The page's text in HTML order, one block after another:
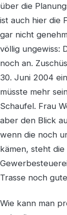
über die
ist auch hier die
gar nicht
völlig ungewiss:
noch an.
30. Juni 2004
müsste mehr
Schaufel. Frau
aber den Blick
wenn die noch
kämen, steht
Trasse noch
Wie kann man